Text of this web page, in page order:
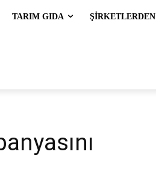
TARIM GIDA ŞİRKETLERDEN